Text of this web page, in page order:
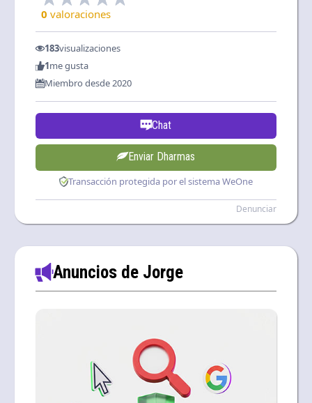
0 valoraciones
183visualizaciones
1me gusta
Miembro desde 2020
Chat
Enviar Dharmas
Transacción protegida por el sistema WeOne
Denunciar
Anuncios de Jorge